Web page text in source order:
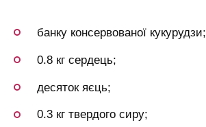
банку консервованої кукурудзи;
0.8 кг сердець;
десяток яєць;
0.3 кг твердого сиру;